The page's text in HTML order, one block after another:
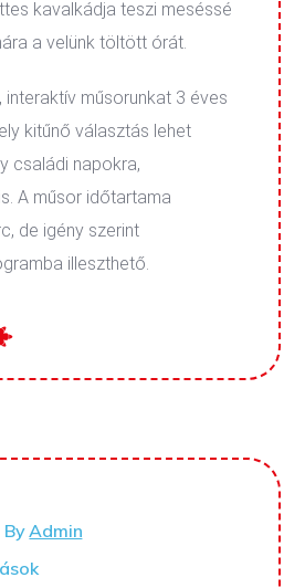
kavalkádja teszi meséssé
a velünk töltött órát.
interaktív műsorunkat 3 éves
kitűnő választás lehet
családi napokra,
A műsor időtartama
de igény szerint
illeszthető.
ByAdmin